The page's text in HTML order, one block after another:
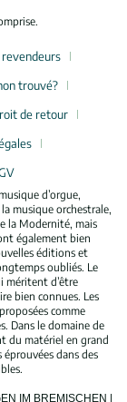
revendeurs
trouvé?
de retour
d’orgue,
musique orchestrale,
la Modernité, mais
également bien
éditions et
oubliés. Le
méritent d’être
bien connues. Les
comme
Dans le domaine de
du matériel en grand
dans des
IM BREMISCHEN |